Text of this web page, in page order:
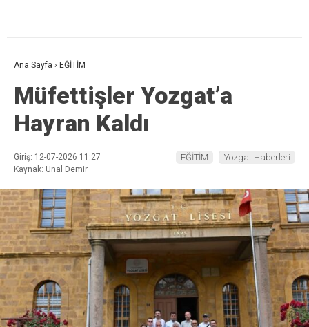
Ana Sayfa › EĞİTİM
Müfettişler Yozgat’a
Hayran Kaldı
Giriş: 12-07-2026 11:27
Kaynak: Ünal Demir
EĞİTİM Yozgat Haberleri